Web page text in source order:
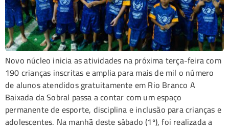
Novo núcleo inicia as atividades na próxima terça-feira com
190 crianças inscritas e amplia para mais de mil o número
de alunos atendidos gratuitamente em Rio Branco A
Baixada da Sobral passa a contar com um espaço
permanente de esporte, disciplina e inclusão para crianças e
adolescentes. Na manhã deste sábado (1º), foi realizada a